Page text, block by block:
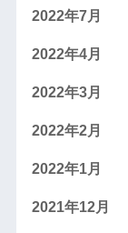
2022年7月
2022年4月
2022年3月
2022年2月
2022年1月
2021年12月